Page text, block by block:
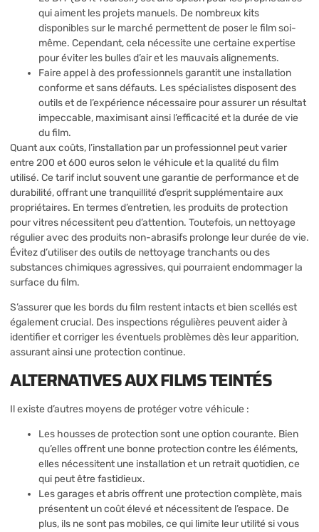
qui aiment les projets manuels. De nombreux kits
disponibles sur le marché permettent de poser le film soi-
même. Cependant, cela nécessite une certaine expertise
pour éviter les bulles d’air et les mauvais alignements.
Faire appel à des professionnels garantit une installation
conforme et sans défauts. Les spécialistes disposent des
outils et de l’expérience nécessaire pour assurer un résultat
impeccable, maximisant ainsi l’efficacité et la durée de vie
du film.
Quant aux coûts, l’installation par un professionnel peut varier
entre 200 et 600 euros selon le véhicule et la qualité du film
utilisé. Ce tarif inclut souvent une garantie de performance et de
durabilité, offrant une tranquillité d’esprit supplémentaire aux
propriétaires. En termes d’entretien, les produits de protection
pour vitres nécessitent peu d’attention. Toutefois, un nettoyage
régulier avec des produits non-abrasifs prolonge leur durée de vie.
Évitez d’utiliser des outils de nettoyage tranchants ou des
substances chimiques agressives, qui pourraient endommager la
surface du film.
S’assurer que les bords du film restent intacts et bien scellés est
également crucial. Des inspections régulières peuvent aider à
identifier et corriger les éventuels problèmes dès leur apparition,
assurant ainsi une protection continue.
ALTERNATIVES AUX FILMS TEINTÉS
Il existe d’autres moyens de protéger votre véhicule :
Les housses de protection sont une option courante. Bien
qu’elles offrent une bonne protection contre les éléments,
elles nécessitent une installation et un retrait quotidien, ce
qui peut être fastidieux.
Les garages et abris offrent une protection complète, mais
présentent un coût élevé et nécessitent de l’espace. De
plus, ils ne sont pas mobiles, ce qui limite leur utilité si vous